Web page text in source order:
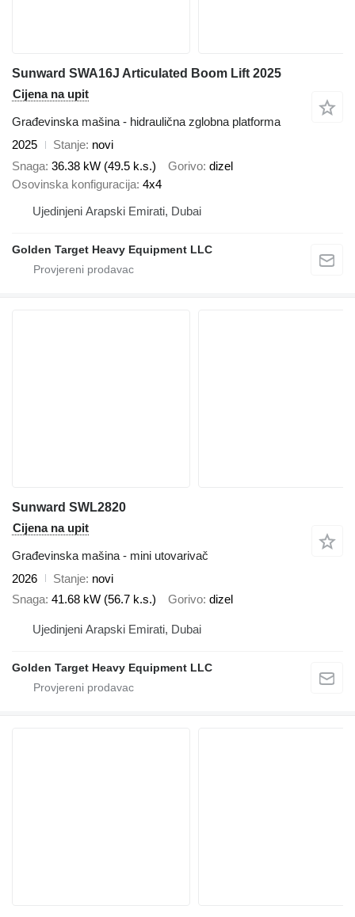
Sunward SWA16J Articulated Boom Lift 2025
Cijena na upit
Građevinska mašina - hidraulična zglobna platforma
2025
Stanje novi
Snaga 36.38 kW (49.5 k.s.) Gorivo dizel
Osovinska konfiguracija 4x4
Ujedinjeni Arapski Emirati, Dubai
Golden Target Heavy Equipment LLC
Sunward SWL2820
Cijena na upit
Građevinska mašina - mini utovarivač
2026
Stanje novi
Snaga 41.68 kW (56.7 k.s.) Gorivo dizel
Ujedinjeni Arapski Emirati, Dubai
Golden Target Heavy Equipment LLC